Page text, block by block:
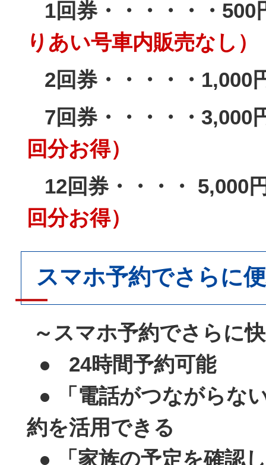
1回券・・・・・・
りあい号車内販売なし）
2回券・・・・・1,000
7回券・・・・・3,000
回分お得）
12回券・・・・
回分お得）
スマホ予約でさらに
～スマホ予約でさらに
● 24時間予約可能
● 「電話がつながらな
約を活用できる
● 「家族の予定を確認